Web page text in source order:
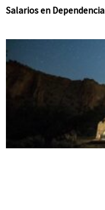
Salarios en Dependencia